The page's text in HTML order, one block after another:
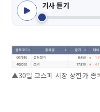
기사 듣기
▲30일 코스피 시장 상한가 종